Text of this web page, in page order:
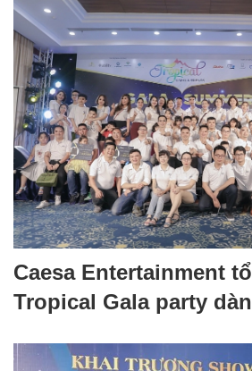
Caesa Entertainment
Tropical Gala party